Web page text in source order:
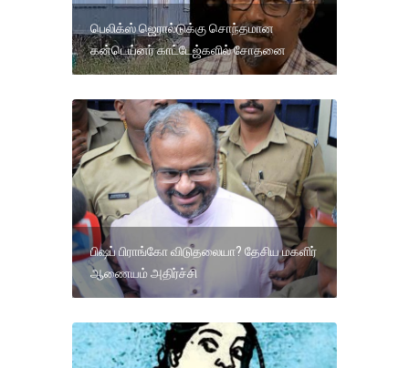
பெலிக்ஸ் ஜெரால்டுக்கு சொந்தமான
கன்டெய்னர் காட்டேஜ்களில் சோதனை
பிஷப் பிராங்கோ விடுதலையா? தேசிய மகளிர்
ஆணையம் அதிர்ச்சி